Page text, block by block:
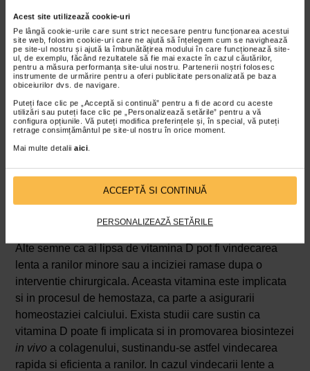
Acest site utilizează cookie-uri
Pe lângă cookie-urile care sunt strict necesare pentru funcționarea acestui
site web, folosim cookie-uri care ne ajută să înțelegem cum se navighează
pe site-ul nostru și ajută la îmbunătățirea modului în care funcționează site-
ul, de exemplu, făcând rezultatele să fie mai exacte în cazul căutărilor,
pentru a măsura performanța site-ului nostru. Partenerii noștri folosesc
instrumente de urmărire pentru a oferi publicitate personalizată pe baza
obiceiurilor dvs. de navigare.
Puteți face clic pe „Acceptă si continuă” pentru a fi de acord cu aceste
utilizări sau puteți face clic pe „Personalizează setările” pentru a vă
configura opțiunile. Vă puteți modifica preferințele și, în special, vă puteți
retrage consimțământul pe site-ul nostru în orice moment.
Mai multe detalii aici
ACCEPTĂ SI CONTINUĂ
PERSONALIZEAZĂ SETĂRILE
Unul dintre cele 10 semne ca ai lipsa de vitamina D
poate fi si sistemul imunitar slabit, ceea ce se manifesta
prin boli respiratorii si infectii frecvente. Acest lucru se
explica prin faptul ca aceasta vitamina joaca rol si in
in raspunsul de natura imuna. Patologiile cel mai des
intalnite, care ar putea fi semne ca ai lipsa de vitamina D,
sunt urmatoarele: raceala comuna, bronsita si
D pe zi la adulti a fost asociata cu reducerea riscului de
infectii ale tractului respirator.
Vindecarea deficitara a ranilor
Alte semne ca ai lipsa de vitamina D pot fi vindecarea
lenta a ranilor minore sau a inciziei ramase dupa o
interventie chirurgicala. Aceasta vitamina este implicata
si in procesul de hemostaza, ca parte a asigurarii
homeostaziei calciului. Exista studii care sustin ca
vitamina D poate fi implicata si in promovarea biosintezei
in vivo a colagenului, sustinandu-se astfel vindecarea
rapida si eficienta a ranilor. In cazul vindecarii lente a